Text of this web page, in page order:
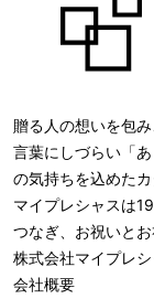
贈る人の想いを包
言葉にしづらい「
の気持ちを込めた
マイプレシャスは
つなぎ、お祝いと
株式会社マイプレシ
会社概要